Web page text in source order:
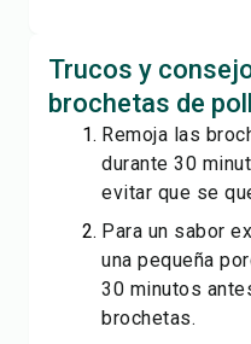
Trucos y
brochetas de
Remoja las
durante 30
evitar que se
Para un sabor
una pequeña
30 minutos
brochetas.